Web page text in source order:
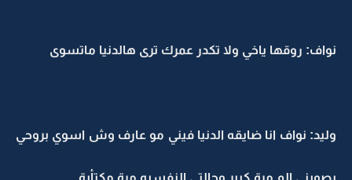
نواف: روقها ياخي ولا تكدر عمرك ترى هالدنيا ماتسوى
وليد: نواف انا ضايقه الدنيا فيني مو عارف وش اسوي بروحي
يصوبني الم مرة كبير وحالتي النفسيه مرة مكتأبة